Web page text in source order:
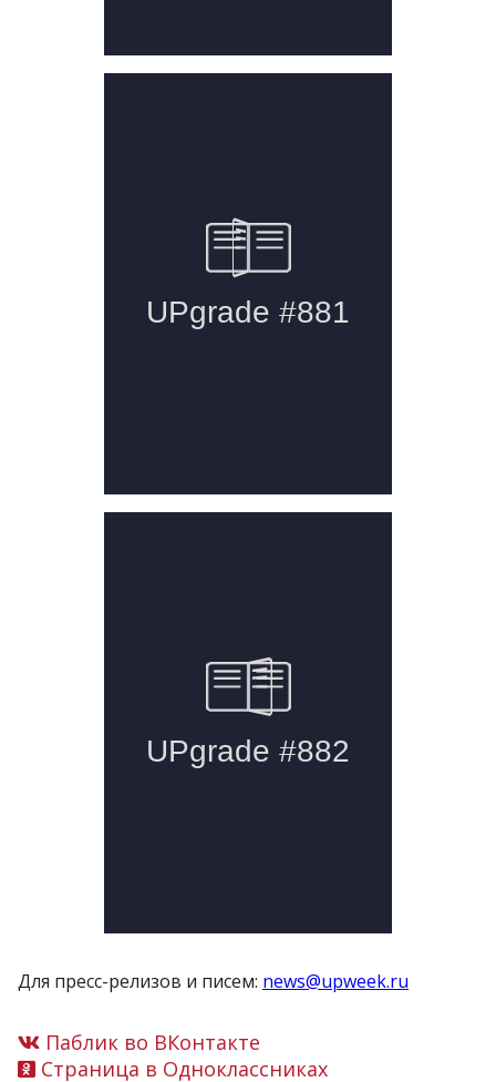
Для пресс-релизов и писем: news@upweek.ru
Паблик во ВКонтакте
Страница в Одноклассниках